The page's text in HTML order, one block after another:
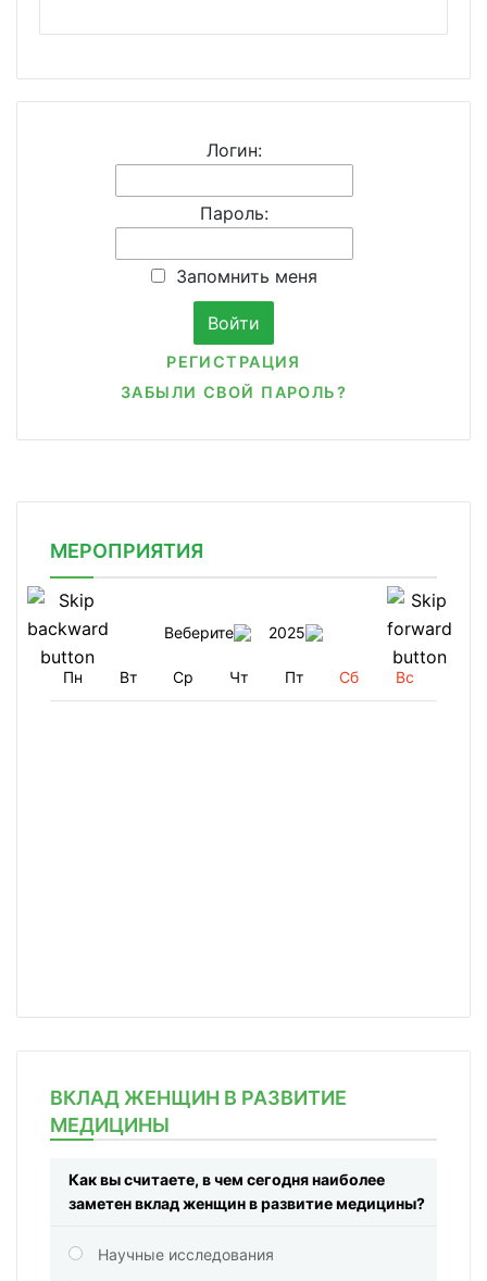
Логин:
Пароль:
Запомнить меня
РЕГИСТРАЦИЯ
ЗАБЫЛИ СВОЙ ПАРОЛЬ?
МЕРОПРИЯТИЯ
Веберите 2025
Пн Вт Ср Чт Пт Сб Вс
ВКЛАД ЖЕНЩИН В РАЗВИТИЕ
МЕДИЦИНЫ
Как вы считаете, в чем сегодня наиболее
заметен вклад женщин в развитие медицины?
Научные исследования